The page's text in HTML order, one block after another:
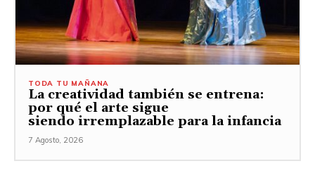
TODA TU MAÑANA
La creatividad también se entrena:
por qué el arte sigue
siendo irremplazable para la infancia
7 Agosto, 2026